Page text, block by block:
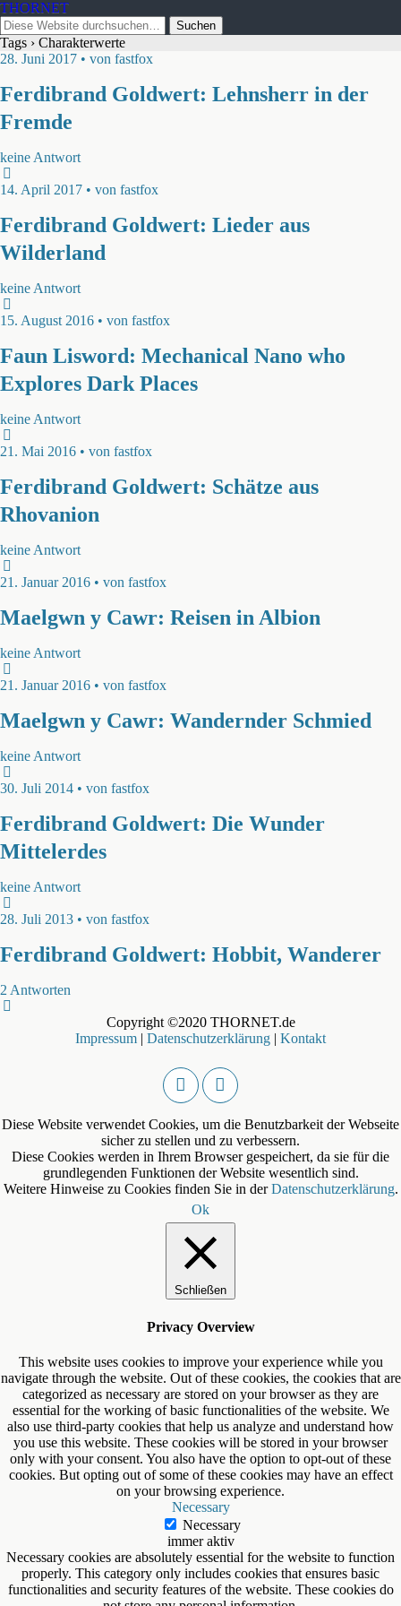
THORNET
Tags › Charakterwerte
28. Juni 2017 • von fastfox
Ferdibrand Goldwert: Lehnsherr in der
Fremde
keine Antwort
14. April 2017 • von fastfox
Ferdibrand Goldwert: Lieder aus
Wilderland
keine Antwort
15. August 2016 • von fastfox
Faun Lisword: Mechanical Nano who
Explores Dark Places
keine Antwort
21. Mai 2016 • von fastfox
Ferdibrand Goldwert: Schätze aus
Rhovanion
keine Antwort
21. Januar 2016 • von fastfox
Maelgwn y Cawr: Reisen in Albion
keine Antwort
21. Januar 2016 • von fastfox
Maelgwn y Cawr: Wandernder Schmied
keine Antwort
30. Juli 2014 • von fastfox
Ferdibrand Goldwert: Die Wunder
Mittelerdes
keine Antwort
28. Juli 2013 • von fastfox
Ferdibrand Goldwert: Hobbit, Wanderer
2 Antworten
Copyright ©2020 THORNET.de
Impressum | Datenschutzerklärung | Kontakt
Diese Website verwendet Cookies, um die Benutzbarkeit der Webseite
sicher zu stellen und zu verbessern.
Diese Cookies werden in Ihrem Browser gespeichert, da sie für die
grundlegenden Funktionen der Website wesentlich sind.
Weitere Hinweise zu Cookies finden Sie in derDatenschutzerklärung.
Ok
Schließen
Privacy Overview
This website uses cookies to improve your experience while you
navigate through the website. Out of these cookies, the cookies that are
categorized as necessary are stored on your browser as they are
essential for the working of basic functionalities of the website. We
also use third-party cookies that help us analyze and understand how
you use this website. These cookies will be stored in your browser
only with your consent. You also have the option to opt-out of these
cookies. But opting out of some of these cookies may have an effect
on your browsing experience.
Necessary
Necessary
immer aktiv
Necessary cookies are absolutely essential for the website to function
properly. This category only includes cookies that ensures basic
functionalities and security features of the website. These cookies do